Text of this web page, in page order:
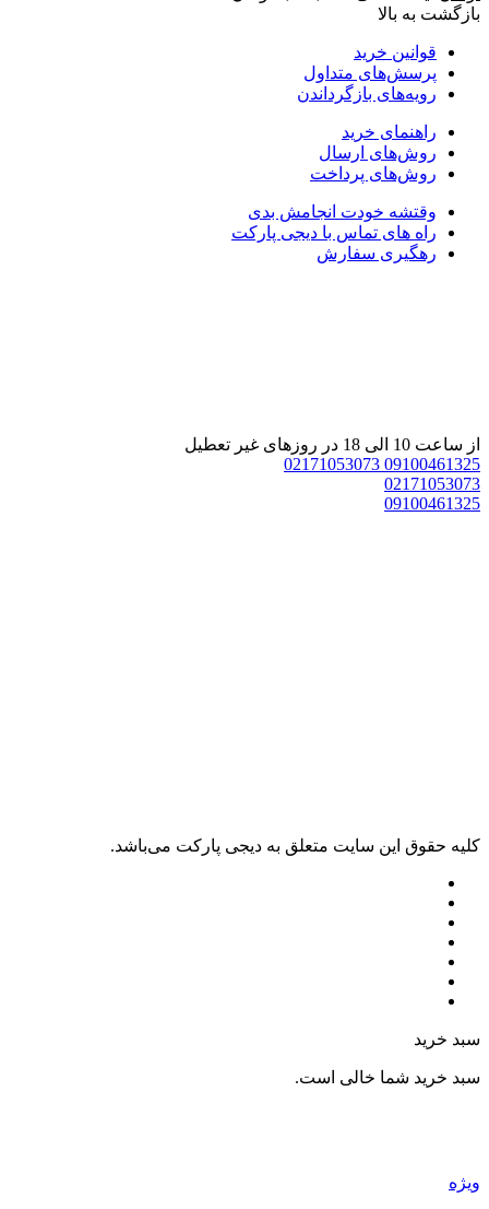
به بالا
قوانین خرید
پرسش‌های متداول
رویه‌های بازگرداندن
راهنمای خرید
روش‌های ارسال
روش‌های پرداخت
وقتشه خودت انجامش بدی
راه های تماس با دیجی پارکت
رهگیری سفارش
ساعت 10 الی 18 در روزهای غیر تعطیل
02171053073
حقوق اين سايت متعلق به دیجی پارکت می‌باشد.
خرید
خرید شما خالی است.